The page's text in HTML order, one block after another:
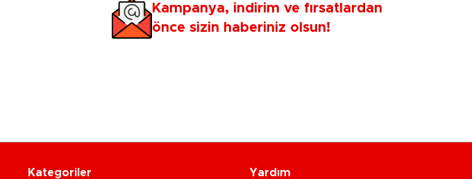
Kampanya, indirim ve fırsatlardan
önce sizin haberiniz olsun!
Kategoriler Yardım